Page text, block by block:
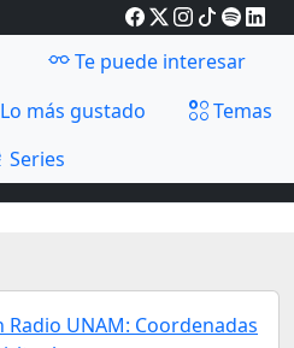
Te puede interesar
Lo más gustado
Temas
Series